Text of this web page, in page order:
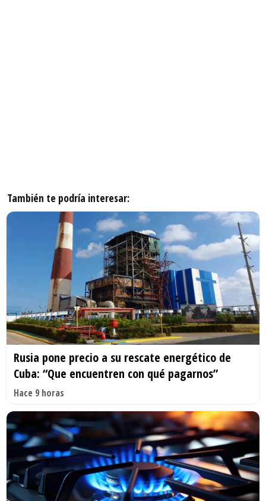
También te podría interesar:
Rusia pone precio a su rescate energético de
Cuba: “Que encuentren con qué pagarnos”
Hace 9 horas